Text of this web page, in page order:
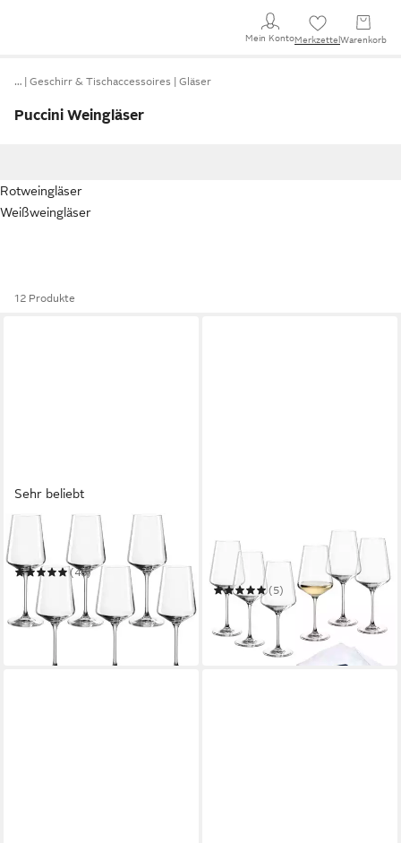
Mein KontoMerkzettel Warenkorb
… Geschirr & Tischaccessoires Gläser
Puccini Weingläser
Rotweingläser
Weißweingläser
12 Produkte
Sehr beliebt
LEONARDO
Weißweinglas Puccini
(40)
ab 29,63 € UVP 41,70 €
-29%
in 4-5 Werktagen bei dir
Weißweinglas Gläser-Set
PUCCINI + Poliertuch, 7-teilig
(5)
ab 29,61 € UVP 44,90 €
-34%
in 4-5 Werktagen bei dir